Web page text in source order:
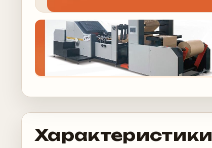
Характеристики